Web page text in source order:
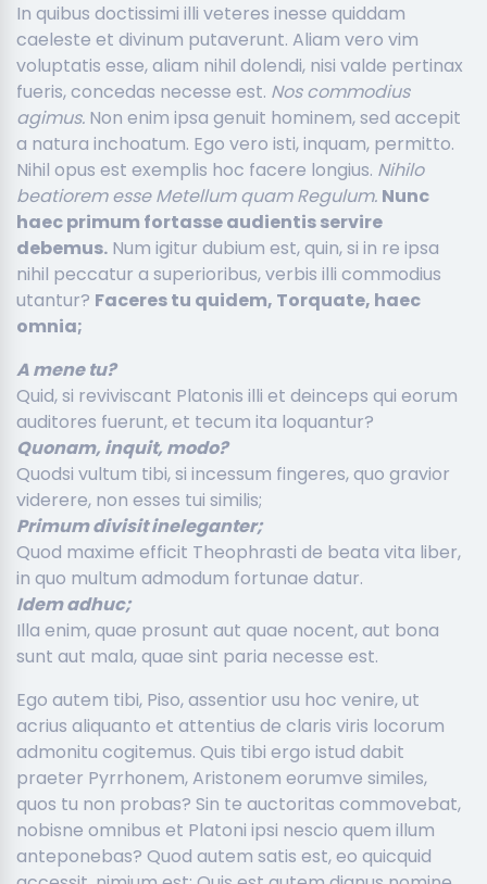
In quibus doctissimi illi veteres inesse quiddam
caeleste et divinum putaverunt. Aliam vero vim
voluptatis esse, aliam nihil dolendi, nisi valde pertinax
fueris, concedas necesse est. Nos commodius
agimus. Non enim ipsa genuit hominem, sed accepit
a natura inchoatum. Ego vero isti, inquam, permitto.
Nihil opus est exemplis hoc facere longius. Nihilo
beatiorem esse Metellum quam Regulum. Nunc
haec primum fortasse audientis servire
debemus. Num igitur dubium est, quin, si in re ipsa
nihil peccatur a superioribus, verbis illi commodius
utantur? Faceres tu quidem, Torquate, haec
omnia;
A mene tu?
Quid, si reviviscant Platonis illi et deinceps qui eorum
auditores fuerunt, et tecum ita loquantur?
Quonam, inquit, modo?
Quodsi vultum tibi, si incessum fingeres, quo gravior
viderere, non esses tui similis;
Primum divisit ineleganter;
Quod maxime efficit Theophrasti de beata vita liber,
in quo multum admodum fortunae datur.
Idem adhuc;
Illa enim, quae prosunt aut quae nocent, aut bona
sunt aut mala, quae sint paria necesse est.
Ego autem tibi, Piso, assentior usu hoc venire, ut
acrius aliquanto et attentius de claris viris locorum
admonitu cogitemus. Quis tibi ergo istud dabit
praeter Pyrrhonem, Aristonem eorumve similes,
quos tu non probas? Sin te auctoritas commovebat,
nobisne omnibus et Platoni ipsi nescio quem illum
anteponebas? Quod autem satis est, eo quicquid